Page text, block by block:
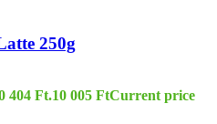
250g
404 Ft.10 005 FtCurrent price